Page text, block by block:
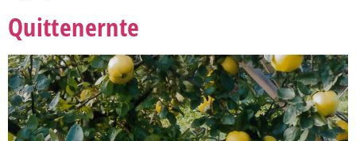
Quittenernte